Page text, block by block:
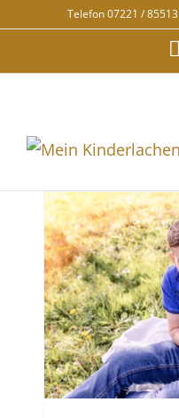
Telefon 07221 / 85513